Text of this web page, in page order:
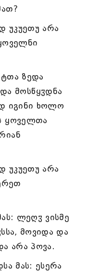
უკუეთუ არა
ზედა
მოსწყჳდნა
იგინი ხოლო
ყოველთა
უკუეთუ არა
ლეღჳ ვისმე
მოვიდა და
არა პოვა.
მას: ესერა